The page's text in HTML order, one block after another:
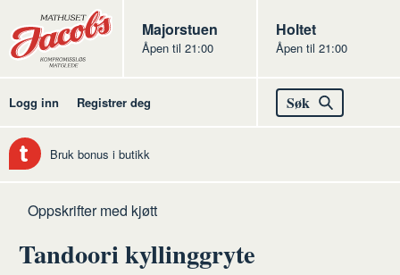
Butikker
Jacobs
Majorstuen
Åpen til 21:00
Jacobs
Holtet
Åpen til 21:00
Logg inn Registrer deg Søk
Bruk bonus i butikk
Hjem
Kjøtt
Oppskrifter med kjøtt
Tandoori kyllinggryte